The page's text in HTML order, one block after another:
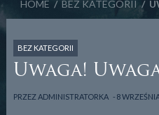
HOME / BEZ KATEGORII /
BEZ KATEGORII
Uwaga!
PRZEZADMINISTRATORKA 8